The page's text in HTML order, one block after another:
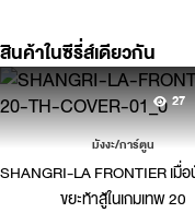
สินค้าในซีรี่ส์เดียวกัน
27
มังงะ/การ์ตูน
SHANGRI-LA FRONTIER เมื่
ขยะท้าสู้ในเกมเทพ 20